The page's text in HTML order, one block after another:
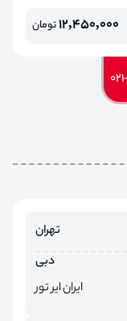
12,450,000تومان
تهران
دبی
ایران ایر تور